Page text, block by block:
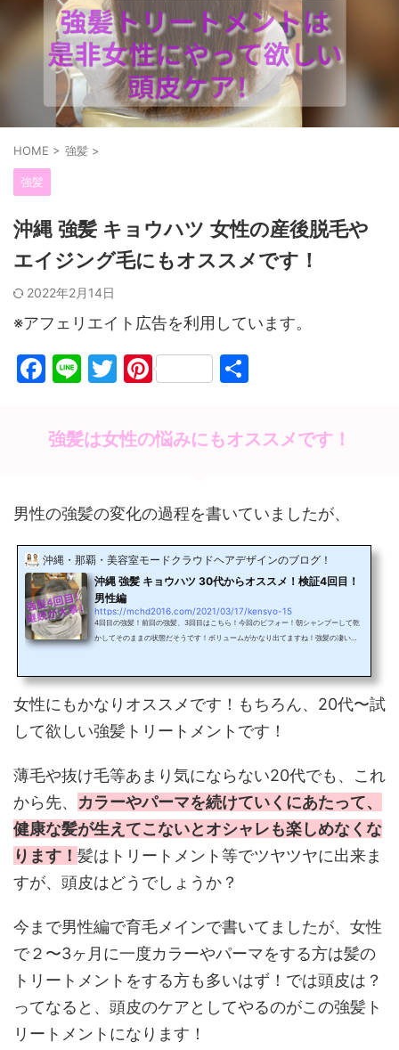
HOME > 強髪 >
強髪
沖縄 強髪 キョウハツ 女性の産後脱毛や
エイジング毛にもオススメです！
2022年2月14日
※アフェリエイト広告を利用しています。
F
c
e
o
o
k
Li
e
T
itt
er
Pi
er
e
強髪は女性の悩みにもオススメです！
男性の強髪の変化の過程を書いていましたが、
沖縄・那覇・美容室モードクラウドヘアデザインのブログ！
沖縄 強髪 キョウハツ 30代からオススメ！検証4回目！
男性編
https://mchd2016.com/2021/03/17/kensyo-15
4回目の強髪！前回の強髪、3回目はこちら！今回のビフォー！朝シャンプーして乾
かしてそのままの状態だそうです！ボリュームがかなり出てますね！強髪の凄いと
でも来店、又はラインから購入可能ですよ！アフターがこちら前回と比べて？今は
現状維持でしょうか！もう少し早く結果出てくれ！笑5回、6回目に変化あると嬉し
いですね！ホームケアと強髪でお店で強髪スパ、自宅では...
女性にもかなりオススメです！もちろん、20代〜試
して欲しい強髪トリートメントです！
薄毛や抜け毛等あまり気にならない20代でも、これ
から先、 カラーやパーマを続けていくにあたって、
健康な髪が生えてこないとオシャレも楽しめなくな
ります！ 髪はトリートメント等でツヤツヤに出来ま
すが、頭皮はどうでしょうか？
今まで男性編で育毛メインで書いてましたが、女性
で２〜3ヶ月に一度カラーやパーマをする方は髪の
トリートメントをする方も多いはず！では頭皮は？
ってなると、頭皮のケアとしてやるのがこの強髪ト
リートメントになります！